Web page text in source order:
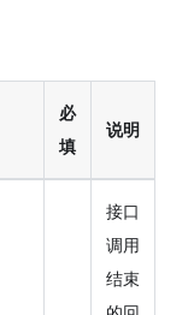
必
填
说明
接口
调用
结束